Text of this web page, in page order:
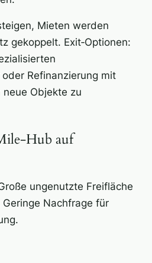
Mieten werden
gekoppelt. Exit‑Optionen:
Refinanzierung mit
neue Objekte zu
auf
ungenutzte Freifläche
Nachfrage für